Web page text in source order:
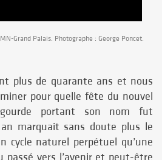
Grand Palais. Photographe : George Poncet.
plus de quarante ans et nous
pour quelle fête du nouvel
portant son nom fut
marquait sans doute plus le
cycle naturel perpétuel qu’une
passé vers l’avenir et peut-être